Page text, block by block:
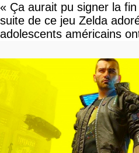
« Ça aurait pu signer la
suite de ce jeu Zelda
adolescents américains